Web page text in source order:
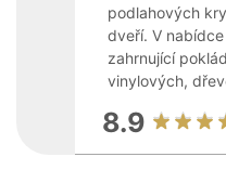
podlahových
dveří. V
zahrnující
vinylových,
8.9